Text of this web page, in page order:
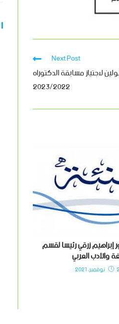
Next Post
لاجتياز مسابقة الدكتوراه
2023/2022
إبراهيم زرقي رئيسا لقسم
والأدب العربي